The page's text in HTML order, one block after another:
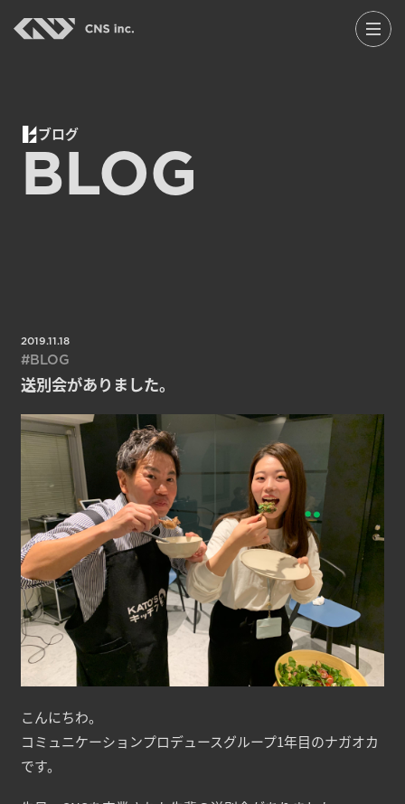
ブログ
BLOG
2019.11.18
BLOG
送別会がありました。
こんにちわ。
コミュニケーションプロデュースグループ1年目のナガオカ
です。